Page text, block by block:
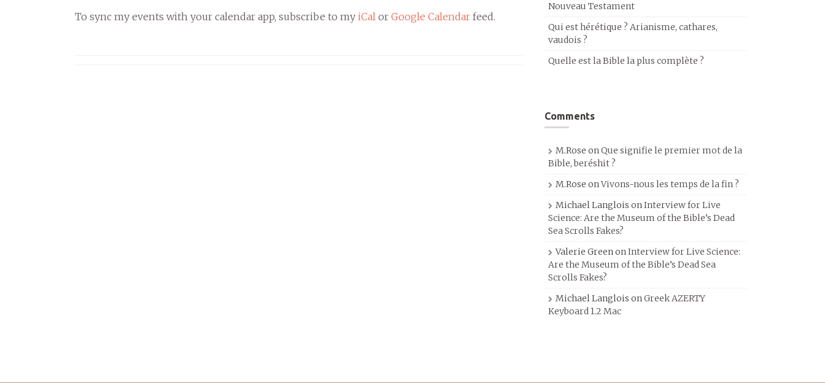
To sync my events with your calendar app, subscribe to my iCal or Google Calendar feed.
Nouveau Testament
Qui est hérétique ? Arianisme, cathares,
vaudois ?
Quelle est la Bible la plus complète ?
Comments
M.Rose onQue signifie le premier mot de la
Bible, beréshit ?
M.Rose onVivons-nous les temps de la fin ?
Michael Langlois onInterview for Live
Science: Are the Museum of the Bible’s Dead
Sea Scrolls Fakes?
Valerie GreenonInterview for Live Science:
Are the Museum of the Bible’s Dead Sea
Scrolls Fakes?
Michael Langlois onGreek AZERTY
Keyboard 1.2 Mac